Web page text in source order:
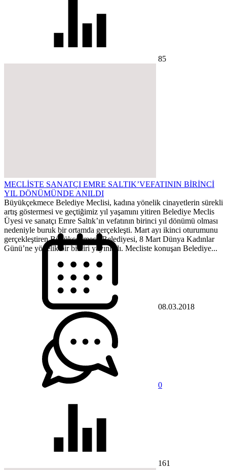
85
MECLİSTE SANATÇI EMRE SALTIK’VEFATININ BİRİNCİ
YIL DÖNÜMÜNDE ANILDI
Büyükçekmece Belediye Meclisi, kadına yönelik cinayetlerin sürekli
artış göstermesi ve geçtiğimiz yıl yaşamını yitiren Belediye Meclis
Üyesi ve sanatçı Emre Saltık’ın vefatının birinci yıl dönümü olması
nedeniyle buruk bir ortamda gerçekleşti. Mart ayı ikinci oturumunu
gerçekleştiren Büyükçekmece Belediyesi, 8 Mart Dünya Kadınlar
Günü’ne yönelik bir bildiri yayınladı. Mecliste konuşan Belediye...
08.03.2018
0
161